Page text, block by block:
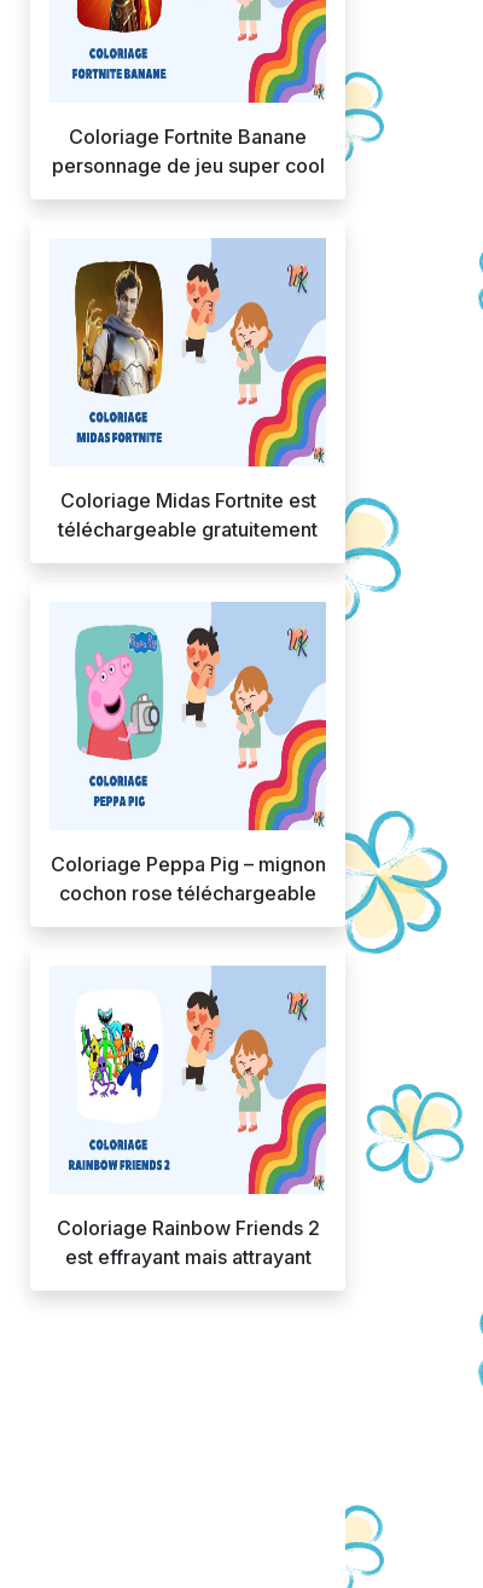
Coloriage Fortnite Banane
personnage de jeu super cool
Coloriage Midas Fortnite est
téléchargeable gratuitement
Coloriage Peppa Pig – mignon
cochon rose téléchargeable
Coloriage Rainbow Friends 2
est effrayant mais attrayant